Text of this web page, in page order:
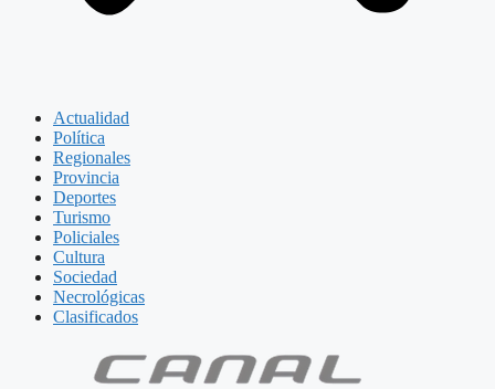
Actualidad
Política
Regionales
Provincia
Deportes
Turismo
Policiales
Cultura
Sociedad
Necrológicas
Clasificados